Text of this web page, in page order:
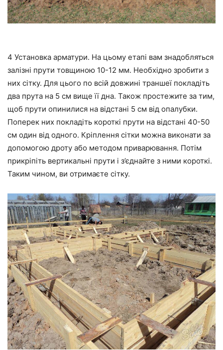
4 Установка арматури. На цьому етапі вам знадобляться
залізні прути товщиною 10-12 мм. Необхідно зробити з
них сітку. Для цього по всій довжині траншеї покладіть
два прута на 5 см вище її дна. Також простежите за тим,
щоб прути опинилися на відстані 5 см від опалубки.
Поперек них покладіть короткі прути на відстані 40-50
см один від одного. Кріплення сітки можна виконати за
допомогою дроту або методом приварювання. Потім
прикріпіть вертикальні прути і з’єднайте з ними короткі.
Таким чином, ви отримаєте сітку.